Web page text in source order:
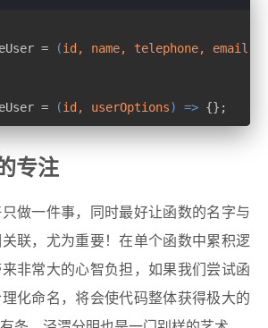
= (id, name, telephone, email,
= (id, userOptions) => {};
专注
做一件事，同时最好让函数的名字与
联，尤为重要！在单个函数中累积逻
非常大的心智负担，如果我们尝试函
化命名，将会使代码整体获得极大的